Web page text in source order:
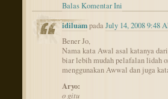
Balas Komentar Ini
idiluampadaJuly 14, 2008 9:48
Bener Jo,
Nama kata Awal asal katanya
biar lebih mudah pelafalan lidah
menggunakan Awwal dan juga
Aryo:
o gitu